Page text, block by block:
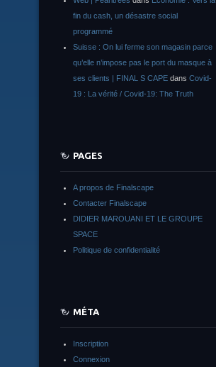
fin du cash, un désastre social
programmé
Suisse : On lui ferme son magasin parce
qu’elle n’impose pas le port du masque à
ses clients | FINAL S CAPE dans Covid-
19 : La vérité / Covid-19: The Truth
PAGES
A propos de Finalscape
Contacter Finalscape
DIDIER MAROUANI ET LE GROUPE
SPACE
Politique de confidentialité
MÉTA
Inscription
Connexion